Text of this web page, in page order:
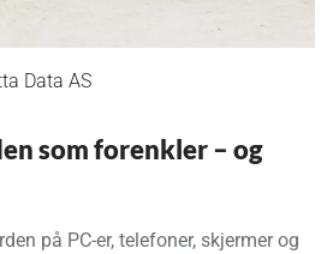
Data AS
som forenkler – og
på PC-er, telefoner, skjermer og